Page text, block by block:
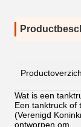
Wat is een
Een tanktruck of
(Verenigd
ontworpen om